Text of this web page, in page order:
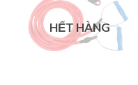
HẾT HÀNG